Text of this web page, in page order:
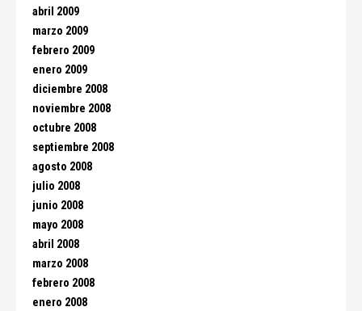
abril 2009
marzo 2009
febrero 2009
enero 2009
diciembre 2008
noviembre 2008
octubre 2008
septiembre 2008
agosto 2008
julio 2008
junio 2008
mayo 2008
abril 2008
marzo 2008
febrero 2008
enero 2008